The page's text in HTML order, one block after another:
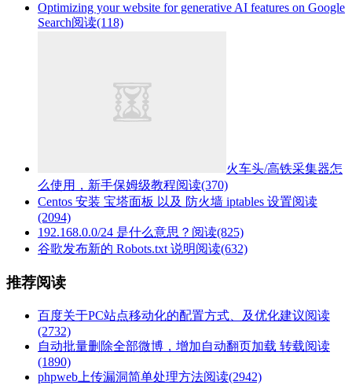
Optimizing your website for generative AI features on Google
Search阅读(118)
火车头/高铁采集器怎
么使用，新手保姆级教程阅读(370)
Centos 安装 宝塔面板 以及 防火墙 iptables 设置阅读
(2094)
192.168.0.0/24 是什么意思？ 阅读(825)
谷歌发布新的 Robots.txt 说明阅读(632)
推荐阅读
百度关于PC站点移动化的配置方式、及优化建议阅读
(2732)
自动批量删除全部微博，增加自动翻页加载 转载阅读
(1890)
phpweb上传漏洞简单处理方法阅读(2942)